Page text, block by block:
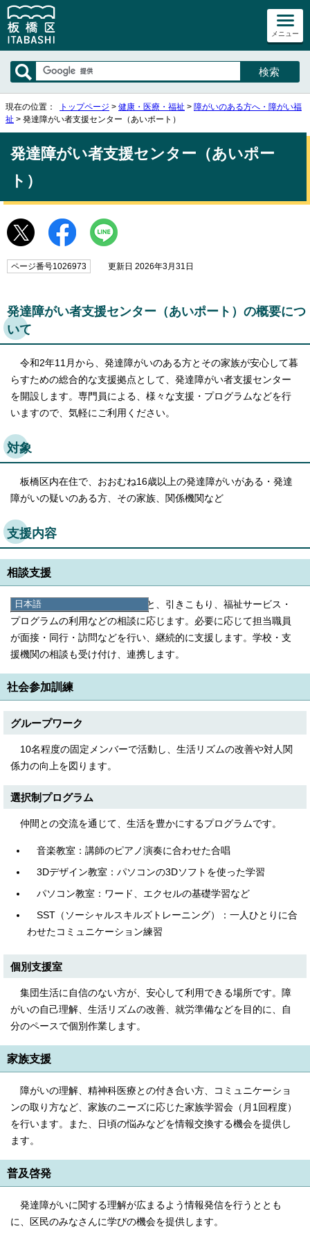
メニュー
日本語
日本語
English
한국어
简体中文
現在の位置： トップページ > 健康・医療・福祉 > 障がいのある方へ・障がい福
祉 > 発達障がい者支援センター（あいポート）
発達障がい者支援センター（あいポー
ト）
ページ番号1026973 更新日 2026年3月31日
発達障がい者支援センター（あいポート）の概要につ
いて
令和2年11月から、発達障がいのある方とその家族が安心して暮
らすための総合的な支援拠点として、発達障がい者支援センター
を開設します。専門員による、様々な支援・プログラムなどを行
いますので、気軽にご利用ください。
対象
板橋区内在住で、おおむね16歳以上の発達障がいがある・発達
障がいの疑いのある方、その家族、関係機関など
支援内容
相談支援
日常生活・対人関係の困りごと、引きこもり、福祉サービス・
プログラムの利用などの相談に応じます。必要に応じて担当職員
が面接・同行・訪問などを行い、継続的に支援します。学校・支
援機関の相談も受け付け、連携します。
社会参加訓練
グループワーク
10名程度の固定メンバーで活動し、生活リズムの改善や対人関
係力の向上を図ります。
選択制プログラム
仲間との交流を通じて、生活を豊かにするプログラムです。
音楽教室：講師のピアノ演奏に合わせた合唱
3Dデザイン教室：パソコンの3Dソフトを使った学習
パソコン教室：ワード、エクセルの基礎学習など
SST（ソーシャルスキルズトレーニング）：一人ひとりに合
わせたコミュニケーション練習
個別支援室
集団生活に自信のない方が、安心して利用できる場所です。障
がいの自己理解、生活リズムの改善、就労準備などを目的に、自
分のペースで個別作業します。
家族支援
障がいの理解、精神科医療との付き合い方、コミュニケーショ
ンの取り方など、家族のニーズに応じた家族学習会（月1回程度）
を行います。また、日頃の悩みなどを情報交換する機会を提供し
ます。
普及啓発
発達障がいに関する理解が広まるよう情報発信を行うととも
に、区民のみなさんに学びの機会を提供します。